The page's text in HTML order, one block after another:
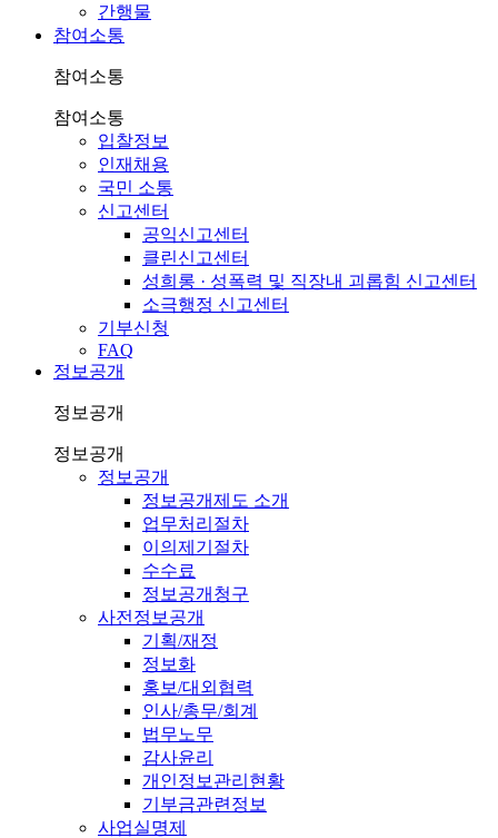
간행물
참여소통
참여소통
참여소통
입찰정보
인재채용
국민 소통
신고센터
공익신고센터
클린신고센터
성희롱 · 성폭력 및 직장내 괴롭힘 신고센터
소극행정 신고센터
기부신청
FAQ
정보공개
정보공개
정보공개
정보공개
정보공개제도 소개
업무처리절차
이의제기절차
수수료
정보공개청구
사전정보공개
기획/재정
정보화
홍보/대외협력
인사/총무/회계
법무노무
감사윤리
개인정보관리현황
기부금관련정보
사업실명제